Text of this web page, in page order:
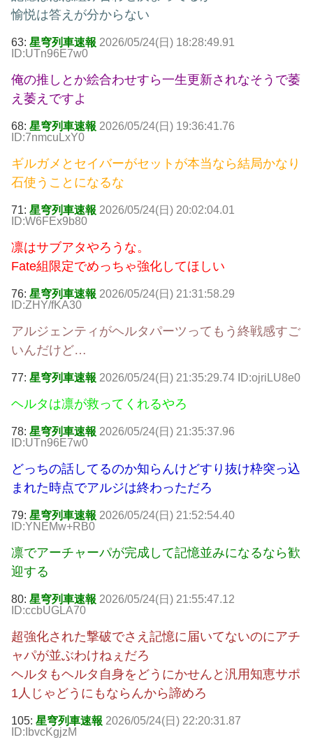
愉悦は答えが分からない
63: 星穹列車速報 2026/05/24(日) 18:28:49.91
ID:UTn96E7w0
俺の推しとか絵合わせすら一生更新されなそうで萎
え萎えですよ
68: 星穹列車速報 2026/05/24(日) 19:36:41.76
ID:7nmcuLxY0
ギルガメとセイバーがセットが本当なら結局かなり
石使うことになるな
71: 星穹列車速報 2026/05/24(日) 20:02:04.01
ID:W6FEx9b80
凛はサブアタやろうな。
Fate組限定でめっちゃ強化してほしい
76: 星穹列車速報 2026/05/24(日) 21:31:58.29
ID:ZHY/fKA30
アルジェンティがヘルタパーツってもう終戦感すご
いんだけど…
77: 星穹列車速報 2026/05/24(日) 21:35:29.74 ID:ojriLU8e0
ヘルタは凛が救ってくれるやろ
78: 星穹列車速報 2026/05/24(日) 21:35:37.96
ID:UTn96E7w0
どっちの話してるのか知らんけどすり抜け枠突っ込
まれた時点でアルジは終わっただろ
79: 星穹列車速報 2026/05/24(日) 21:52:54.40
ID:YNEMw+RB0
凛でアーチャーパが完成して記憶並みになるなら歓
迎する
80: 星穹列車速報 2026/05/24(日) 21:55:47.12
ID:ccbUGLA70
超強化された撃破でさえ記憶に届いてないのにアチ
ャパが並ぶわけねぇだろ
ヘルタもヘルタ自身をどうにかせんと汎用知恵サポ
1人じゃどうにもならんから諦めろ
105: 星穹列車速報 2026/05/24(日) 22:20:31.87
ID:IbvcKgjzM